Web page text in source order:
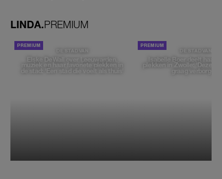
LINDA.PREMIUM
DE STAD VAN
Elske DeWall over Leeuwarden,
muziek en haar favoriete plekken in
de stad: 'Een stad die voelt als thuis'
DE STAD VAN
Isabelle Boer deelt haar
plekken in Zwolle: 'Deze
graag verborgen'